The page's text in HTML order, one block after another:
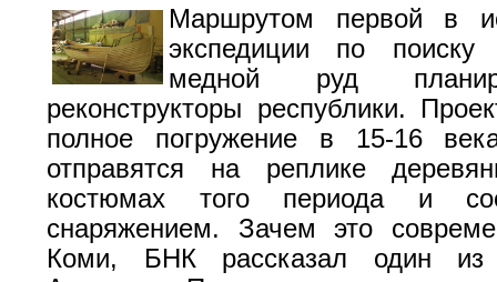
Маршрутом первой в
экспедиции по поиску
медной руд
реконструкторы республики.
полное погружение в 15-16
отправятся на реплике
костюмах того периода и
снаряжением. Зачем это
Коми, БНК рассказал один из